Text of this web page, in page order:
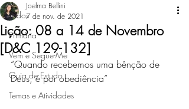
Todos
Primária
Vem e Segue-Me
Guia de Estudo
Temas e Atividades
Lição: 08 a 14 de Novembro
[D&C 129-132]
Joelma Bellini
7 de nov. de 2021
“Quando recebemos uma bênção de
Deus, é por obediência”